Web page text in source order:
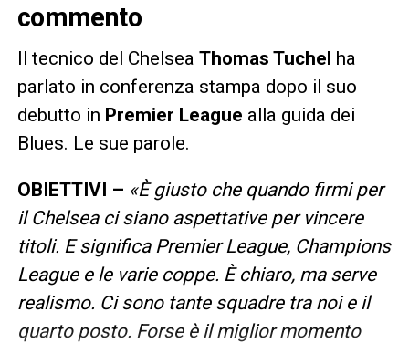
commento
Il tecnico del Chelsea Thomas Tuchel ha
parlato in conferenza stampa dopo il suo
debutto in Premier League alla guida dei
Blues. Le sue parole.
OBIETTIVI – «È giusto che quando firmi per
il Chelsea ci siano aspettative per vincere
titoli. E significa Premier League, Champions
League e le varie coppe. È chiaro, ma serve
realismo. Ci sono tante squadre tra noi e il
quarto posto. Forse è il miglior momento